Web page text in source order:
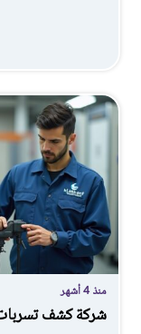
منذ 4 أشهر
شركة كشف تسربات